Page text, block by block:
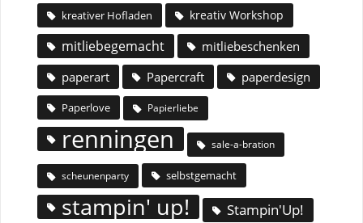
kreativer Hofladen kreativ Workshop
mitliebegemacht
mitliebeschenken
paperart
Papercraft paperdesign
Paperlove Papierliebe
renningen sale-a-bration
scheunenparty selbstgemacht
stampin' up! Stampin'Up!